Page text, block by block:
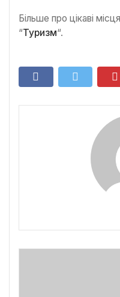
Більше про цікаві
“Туризм“.